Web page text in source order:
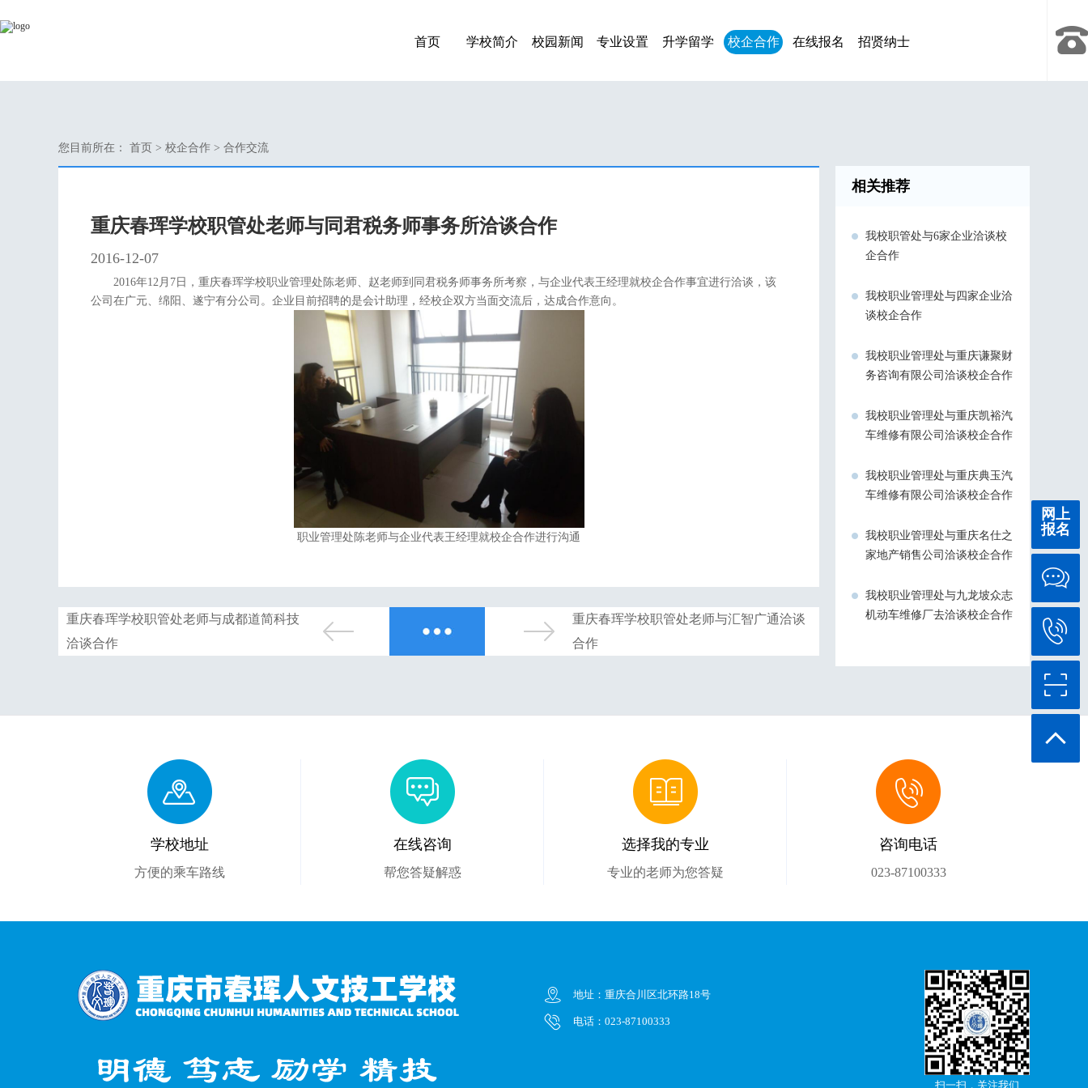
首页 学校简介 校园新闻 专业设置 升学留学 校企合作 在线报名 招贤纳士
您目前所在： 首页 > 校企合作 > 合作交流
重庆春珲学校职管处老师与同君税务师事务所洽谈合作
2016-12-07
2016年12月7日，重庆春珲学校职业管理处陈老师、赵老师到同君税务师事务所考察，与企业代表王经理就校企合作事宜进行洽谈，该
公司在广元、绵阳、遂宁有分公司。企业目前招聘的是会计助理，经校企双方当面交流后，达成合作意向。
职业管理处陈老师与企业代表王经理就校企合作进行沟通
重庆春珲学校职管处老师与成都道简科技
洽谈合作
重庆春珲学校职管处老师与汇智广通洽谈
合作
相关推荐
我校职管处与6家企业洽谈校
企合作
我校职业管理处与四家企业洽
谈校企合作
我校职业管理处与重庆谦聚财
务咨询有限公司洽谈校企合作
我校职业管理处与重庆凯裕汽
车维修有限公司洽谈校企合作
我校职业管理处与重庆典玉汽
车维修有限公司洽谈校企合作
我校职业管理处与重庆名仕之
家地产销售公司洽谈校企合作
我校职业管理处与九龙坡众志
机动车维修厂去洽谈校企合作
学校地址
方便的乘车路线
在线咨询
帮您答疑解惑
选择我的专业
专业的老师为您答疑
咨询电话
023-87100333
地址：重庆合川区北环路18号
电话：023-87100333
扫一扫，关注我们
网上
报名